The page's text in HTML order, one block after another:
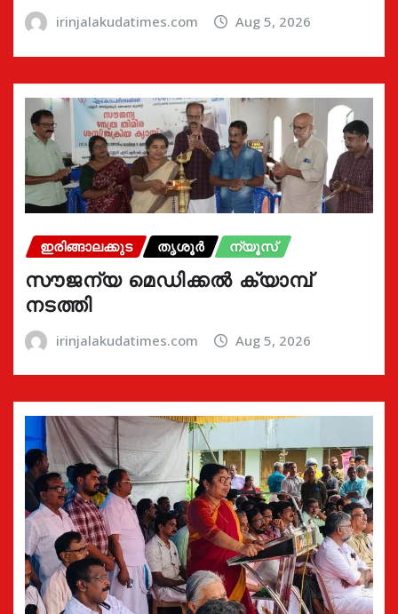
irinjalakudatimes.com Aug 5, 2026
ഇരിങ്ങാലക്കുട തൃശൂർ ന്യൂസ്
സൗജന്യ മെഡിക്കൽ ക്യാമ്പ്
നടത്തി
irinjalakudatimes.com Aug 5, 2026